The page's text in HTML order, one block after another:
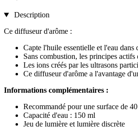
Description
Ce diffuseur d'arôme :
Capte l'huile essentielle et l'eau
Sans combustion, les principes
Les ions créés par les ultrasons
Ce diffuseur d'arôme a l'avantage
Informations complémentaires :
Recommandé pour une surface de 40
Capacité d'eau : 150 ml
Jeu de lumière et lumière discrète